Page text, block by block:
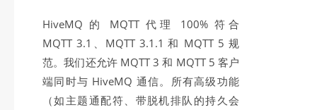
HiveMQ 的 MQTT 代理 100% 符合
MQTT 3.1、MQTT 3.1.1 和 MQTT 5 规
范。我们还允许 MQTT 3 和 MQTT 5 客户
端同时与 HiveMQ 通信。所有高级功能
（如主题通配符、带脱机排队的持久会